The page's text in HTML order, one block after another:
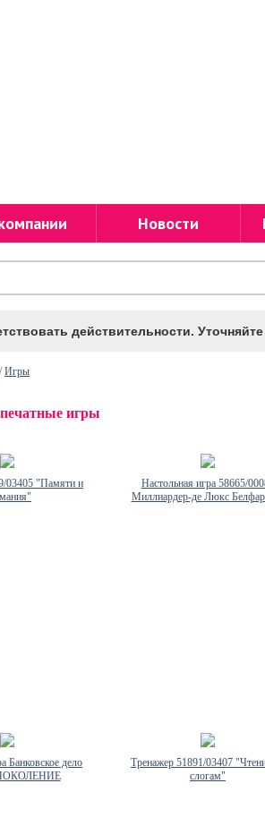
Новости
действительности.
/Игры
игры
03405 "Памяти и
Настольная игра 58665/
Миллиардер-де Люкс
Банковское дело
Тренажер 51891/03407
слогам"